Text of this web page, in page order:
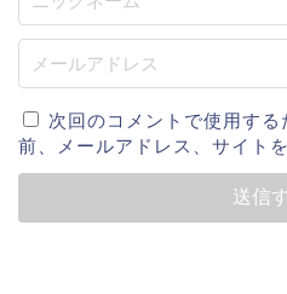
次回のコメントで使用す
前、メールアドレス、サイト